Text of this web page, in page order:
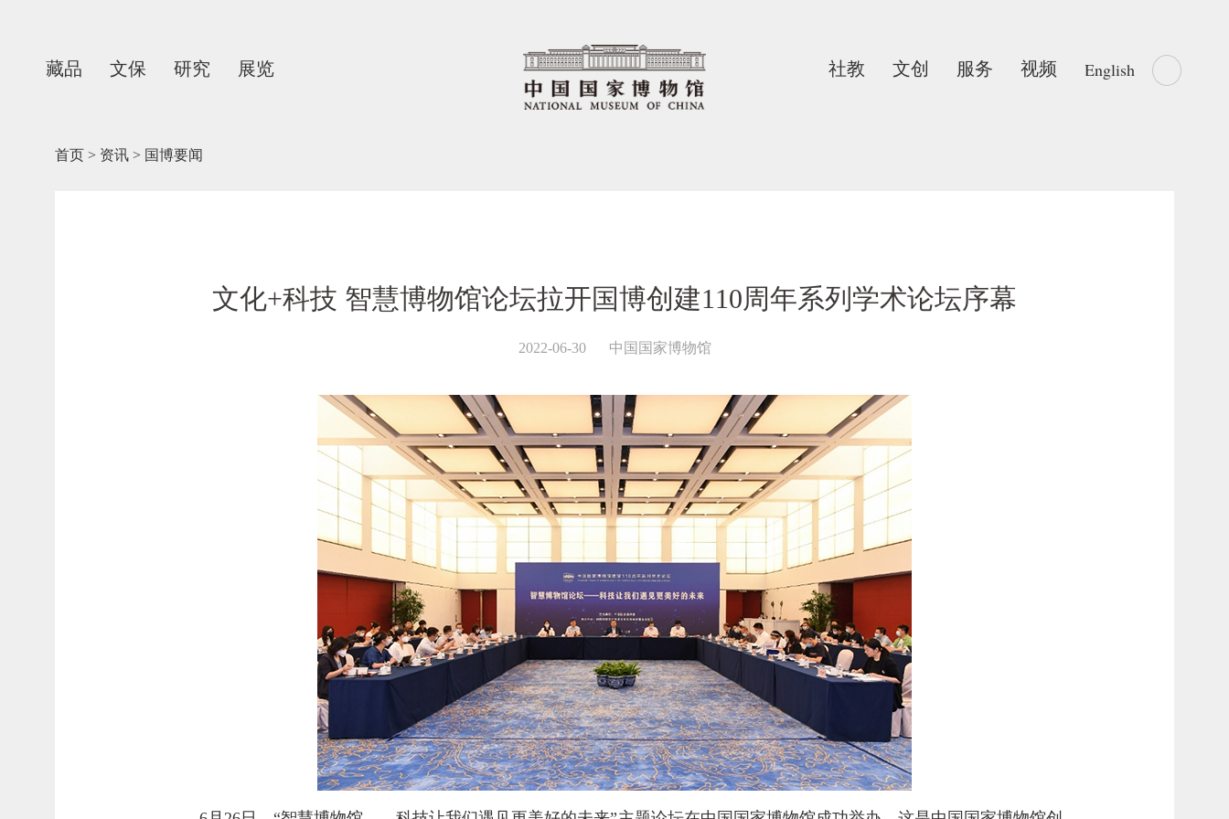
藏品 文保 研究 展览 社教 文创 服务 视频 English
首页 > 资讯 > 国博要闻
文化+科技 智慧博物馆论坛拉开国博创建110周年系列学术论坛序幕
2022-06-30 中国国家博物馆